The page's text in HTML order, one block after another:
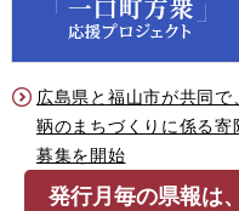
広島県と福山市が共同で、
鞆のまちづくりに係る寄
募集を開始
発行月毎の県報